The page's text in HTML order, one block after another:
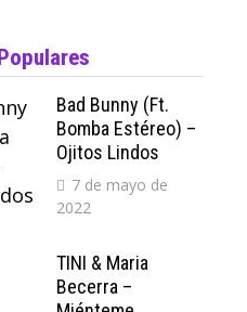
Bad Bunny (ft.
Bomba Estéreo) –
Ojitos Lindos
7 de mayo de
2022
TINI & Maria
Becerra –